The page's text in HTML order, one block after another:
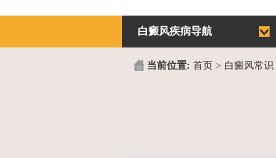
首页
白癜风疾病导航
当前位置: 首页 > 白癜风常识